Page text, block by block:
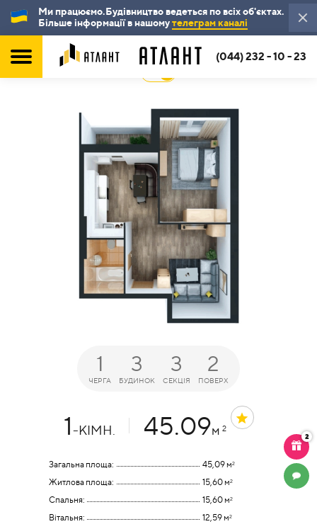
Ми працюємо.Будівництво ведеться по всіх об'єктах.
Більше інформації в нашомутелеграм каналі
(044) 232 - 10 - 23
2
ЧАТ
1
ЧЕРГА
3
БУДИНОК
3
СЕКЦІЯ
2
ПОВЕРХ
1-КІМН. 45.09м 2
Загальна площа: 45,09 м2
Житлова площа: 15,60 м2
Спальня: 15,60 м2
Вітальня: 12,59 м2